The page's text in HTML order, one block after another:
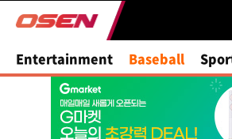
Entertainment Baseball